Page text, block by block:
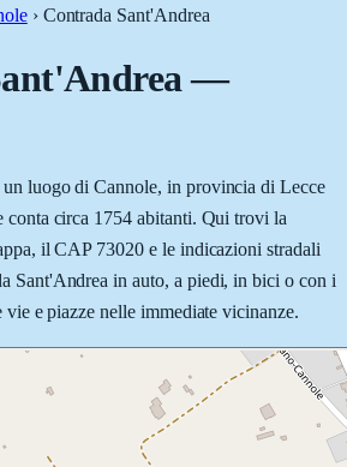
› Contrada Sant'Andrea
—
luogo di Cannole, in provincia di Lecce
circa 1754 abitanti. Qui trovi la
il CAP 73020 e le indicazioni stradali
Sant'Andrea in auto, a piedi, in bici o con i
e piazze nelle immediate vicinanze.